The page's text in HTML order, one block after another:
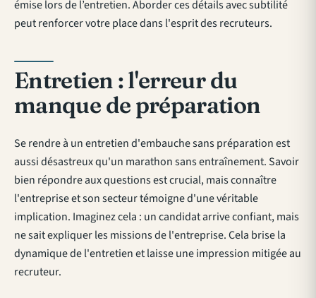
émise lors de l’entretien. Aborder ces détails avec subtilité
peut renforcer votre place dans l'esprit des recruteurs.
Entretien : l'erreur du
manque de préparation
Se rendre à un entretien d'embauche sans préparation est
aussi désastreux qu'un marathon sans entraînement. Savoir
bien répondre aux questions est crucial, mais connaître
l'entreprise et son secteur témoigne d'une véritable
implication. Imaginez cela : un candidat arrive confiant, mais
ne sait expliquer les missions de l'entreprise. Cela brise la
dynamique de l'entretien et laisse une impression mitigée au
recruteur.